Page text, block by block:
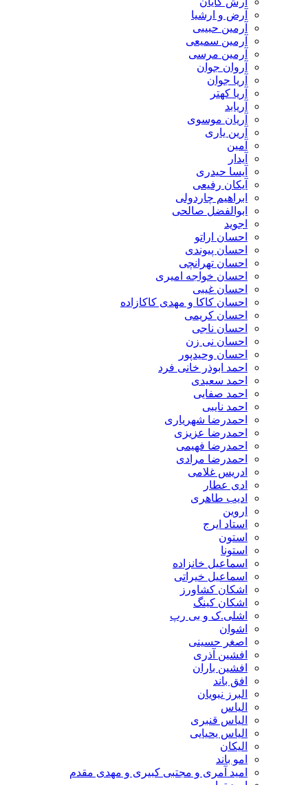
​آرض و ارشیا
آرمین حبیبی
آرمین سمیعی
آرمین مرسی
آروان جوان
آریا جوان
آریا کهتر
آریابد
آریان موسوی
آرین یاری
آمین
آیدار
آیسا حیدری
آیکان رفیعی
ابراهیم چاردولی
ابوالفضل صالحی
اجوید
احسان اراتو
احسان پیوندی
احسان تهرانچی
احسان خواجه امیری
احسان غیبی
احسان کاکا و مهدی کاکازاده
احسان کریمی
احسان ناجی
احسان نی زن
احسان وحیدپور
احمد ابوذر خانی فرد
احمد سعیدی
احمد صفایی
احمد نایبی
احمدرضا شهریاری
احمدرضا عزیزی
احمدرضا فهیمی
احمدرضا مرادی
ادریس غلامی
ادی عطار
ادیب طاهری
اروین
استاد ایرج
استون
استونا
اسماعیل خانزاده
اسماعیل خیراتی
اشکان کشاورز
اشکان کینگ
اشلی.ک و بی رپ
اشوان
اصغر حسینی
افشین آذری
افشین باران
افق باند
البرز نبویان
الیاس
الیاس قنبرى
الیاس یحیایی
الیکان
امو باند
امید آمری و مجتبی کبیری و مهدى مقدم